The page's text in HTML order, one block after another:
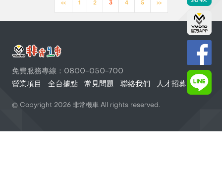
<< 1 2 3 4 5 >>
免費服務專線：0800-050-700
營業項目
全台據點 常見問題 聯絡我們 人才招募
© Copyright 2026 非常機車 All rights reserved.